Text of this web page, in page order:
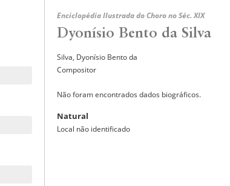
Enciclopédia Ilustrada do Choro no Séc. XIX
Dyonísio Bento da Silva
Silva, Dyonísio Bento da
Compositor
Não foram encontrados dados biográficos.
Natural
Local não identificado